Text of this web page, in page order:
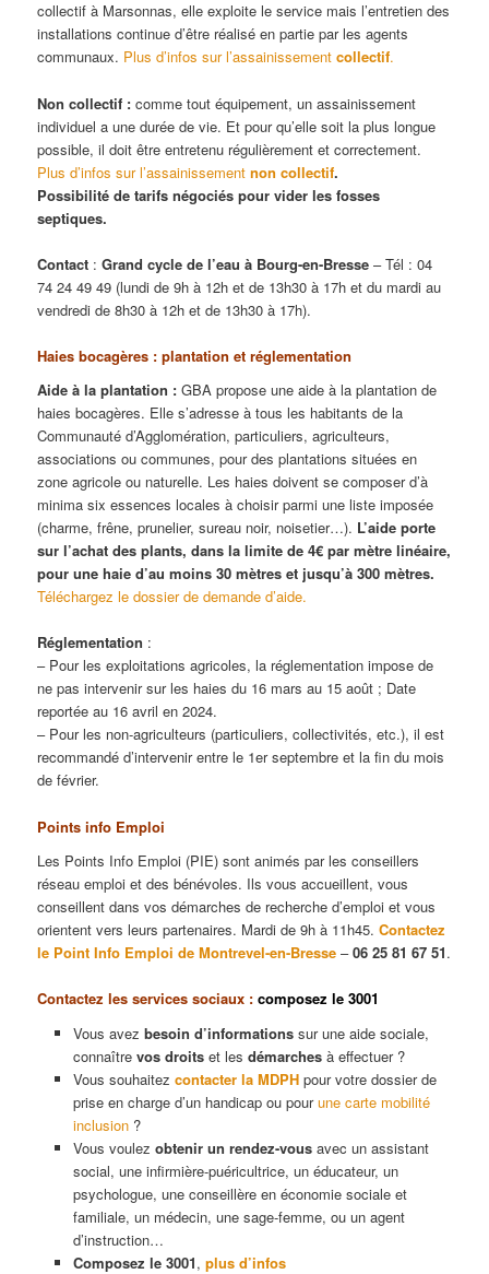
collectif à Marsonnas, elle exploite le service mais l’entretien des
installations continue d’être réalisé en partie par les agents
communaux. Plus d’infos sur l’assainissementcollectif.
Non collectif : comme tout équipement, un assainissement
individuel a une durée de vie. Et pour qu’elle soit la plus longue
possible, il doit être entretenu régulièrement et correctement.
Plus d’infos sur l’assainissementnon collectif.
Possibilité de tarifs négociés pour vider les fosses
septiques.
Contact :Grand cycle de l’eau à Bourg-en-Bresse – Tél : 04
74 24 49 49 (lundi de 9h à 12h et de 13h30 à 17h et du mardi au
vendredi de 8h30 à 12h et de 13h30 à 17h).
Haies bocagères : plantation et réglementation
Aide à la plantation :GBA propose une aide à la plantation de
haies bocagères. Elle s’adresse à tous les habitants de la
Communauté d’Agglomération, particuliers, agriculteurs,
associations ou communes, pour des plantations situées en
zone agricole ou naturelle. Les haies doivent se composer d’à
minima six essences locales à choisir parmi une liste imposée
(charme, frêne, prunelier, sureau noir, noisetier…). L’aide porte
sur l’achat des plants, dans la limite de 4€ par mètre linéaire,
pour une haie d’au moins 30 mètres et jusqu’à 300 mètres.
Téléchargez le dossier de demande d’aide.
Réglementation :
– Pour les exploitations agricoles, la réglementation impose de
ne pas intervenir sur les haies du 16 mars au 15 août ; Date
reportée au 16 avril en 2024.
– Pour les non-agriculteurs (particuliers, collectivités, etc.), il est
recommandé d’intervenir entre le 1er septembre et la fin du mois
de février.
Points info Emploi
Les Points Info Emploi (PIE) sont animés par les conseillers
réseau emploi et des bénévoles. Ils vous accueillent, vous
conseillent dans vos démarches de recherche d’emploi et vous
orientent vers leurs partenaires. Mardi de 9h à 11h45.Contactez
le Point Info Emploi de Montrevel-en-Bresse –06 25 81 67 51.
Contactez les services sociaux : composez le 3001
Vous avez besoin d’informationssur une aide sociale,
connaître vos droitset les démarchesà effectuer ?
Vous souhaitez contacter la MDPHpour votre dossier de
prise en charge d’un handicap ou pourune carte mobilité
inclusion?
Vous voulez obtenir un rendez-vousavec un assistant
social, une infirmière-puéricultrice, un éducateur, un
psychologue, une conseillère en économie sociale et
familiale, un médecin, une sage-femme, ou un agent
d’instruction…
Composez le 3001, plus d’infos